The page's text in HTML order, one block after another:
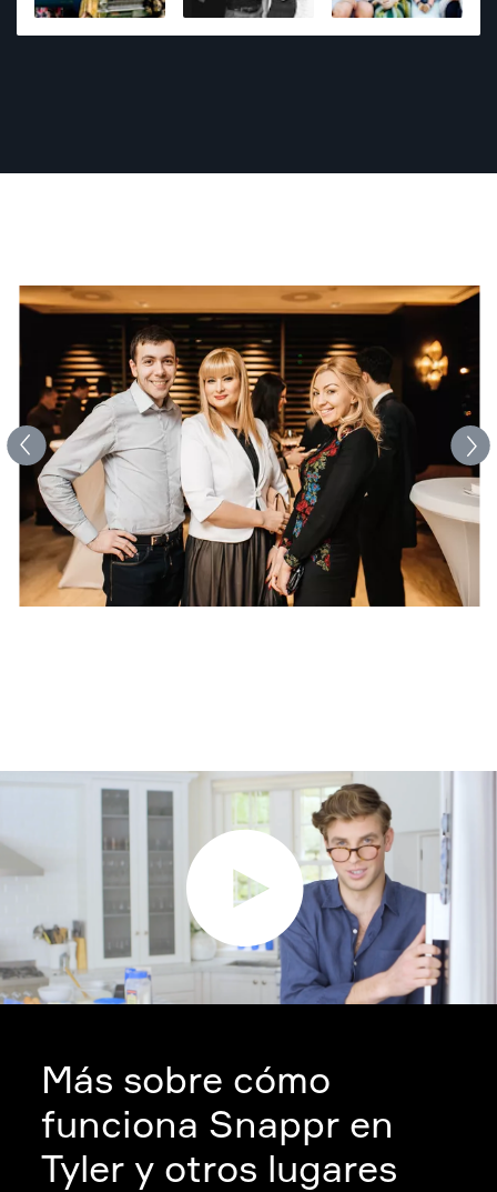
photography including 1st place awards at regional
and state level events. Photography is his passion,
Más sobre cómo
funciona Snappr en
Tyler y otros lugares